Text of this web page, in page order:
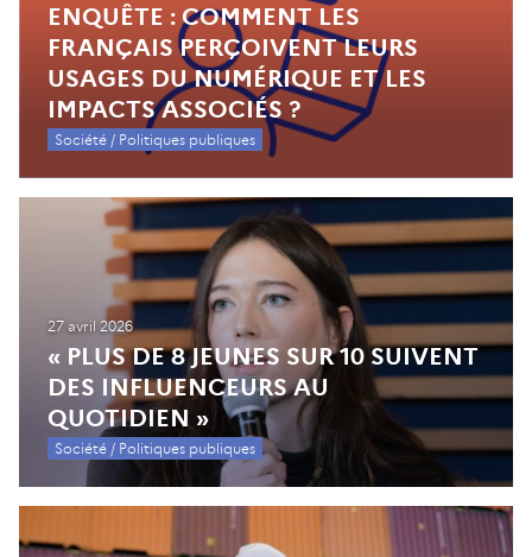
Société / Politiques publiques
ENQUÊTE : COMMENT LES
FRANÇAIS PERÇOIVENT LEURS
USAGES DU NUMÉRIQUE ET LES
IMPACTS ASSOCIÉS ?
Société / Politiques publiques
« PLUS DE 8 JEUNES SUR 10 SUIVENT
DES INFLUENCEURS AU
QUOTIDIEN »
27 avril 2026